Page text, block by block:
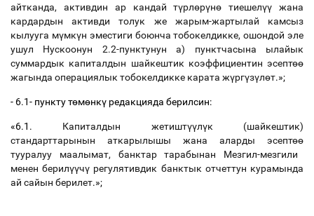
айтканда, активдин ар кандай түрлөрүнө тиешелүү жана
кардардын активди толук же жарым-жартылай камсыз
кылууга мүмкүн эместиги боюнча тобокелдикке, ошондой эле
ушул Нускоонун 2.2-пунктунун а) пунктчасына ылайык
суммардык капиталдын шайкештик коэффициентин эсептөө
жагында операциялык тобокелдикке карата жүргүзүлөт.»;
- 6.1- пункту төмөнкү редакцияда берилсин:
«6.1. Капиталдын жетиштүүлүк (шайкештик)
стандарттарынын аткарылышы жана аларды эсептөө
тууралуу маалымат, банктар тарабынан Мезгил-мезгили
менен берилүүчү регулятивдик банктык отчеттун курамында
ай сайын берилет.»;